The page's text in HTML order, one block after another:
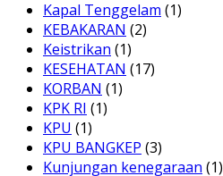
Kapal Tenggelam (1)
KEBAKARAN (2)
Keistrikan (1)
KESEHATAN (17)
KORBAN (1)
KPK RI (1)
KPU (1)
KPU BANGKEP (3)
Kunjungan kenegaraan (1)